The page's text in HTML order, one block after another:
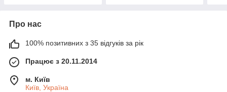
Про нас
100% позитивних з 35 відгуків за рік
Працює з 20.11.2014
м. Київ
Київ, Україна